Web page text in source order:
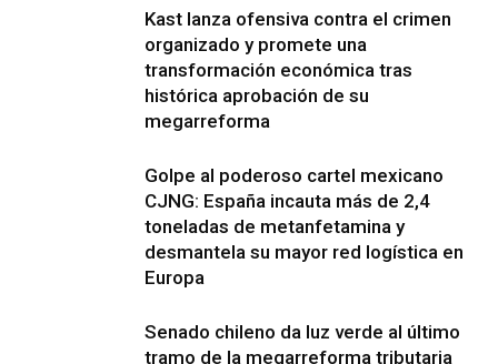
Kast lanza ofensiva contra el crimen
organizado y promete una
transformación económica tras
histórica aprobación de su
megarreforma
Golpe al poderoso cartel mexicano
CJNG: España incauta más de 2,4
toneladas de metanfetamina y
desmantela su mayor red logística en
Europa
Senado chileno da luz verde al último
tramo de la megarreforma tributaria